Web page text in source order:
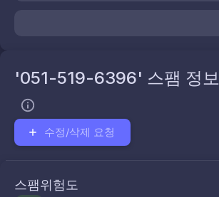
'051-519-6396' 스팸 정보
수정/삭제 요청
스팸위험도